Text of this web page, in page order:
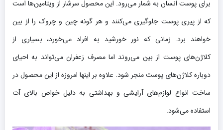
برای پوست انسان به شمار می‌رود. این محصول سرشار از ویتامین‌ها است
که از پیری پوست جلوگیری می‌کنند و هر گونه چین و چروک را از بین
خواهند برد. زمانی که نور خورشید به افراد می‌خورد، بسیاری از
کلاژن‌های پوست از بین می‌روند اما مصرف زعفران می‌تواند به احیای
دوباره کلاژن‌های پوست منجر شود. علاوه بر اینها امروزه از این محصول در
ساخت انواع لوازم‌های آرایشی و بهداشتی به دلیل خواص بالای آت
استفاده می‌شود.